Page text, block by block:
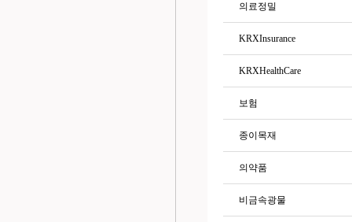
의료정밀
KRXInsurance
KRXHealthCare
보험
종이목재
의약품
비금속광물